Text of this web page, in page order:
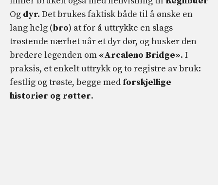
Og dyr. Det brukes faktisk både til å ønske en
lang helg (bro) at for å uttrykke en slags
trøstende nærhet når et dyr dør, og husker den
bredere legenden om «Arcaleno Bridge». I
praksis, et enkelt uttrykk og to registre av bruk:
festlig og trøste, begge med forskjellige
historier og røtter.